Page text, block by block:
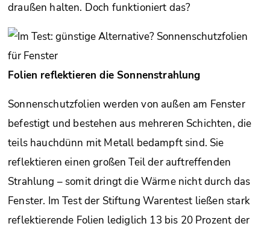
draußen halten. Doch funktioniert das?
Folien reflektieren die Sonnenstrahlung
Sonnen­schutz­folien werden von außen am Fenster
befestigt und bestehen aus mehreren Schichten, die
teils hauchdünn mit Metall bedampft sind. Sie
reflektieren einen großen Teil der auftreffenden
Strahlung – somit dringt die Wärme nicht durch das
Fenster. Im Test der Stiftung Warentest ließen stark
reflektierende Folien lediglich 13 bis 20 Prozent der